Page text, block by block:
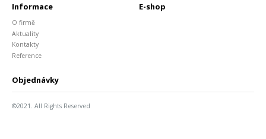
Informace
O firmě
Aktuality
Kontakty
Reference
E-shop
Objednávky
©2021. All Rights Reserved